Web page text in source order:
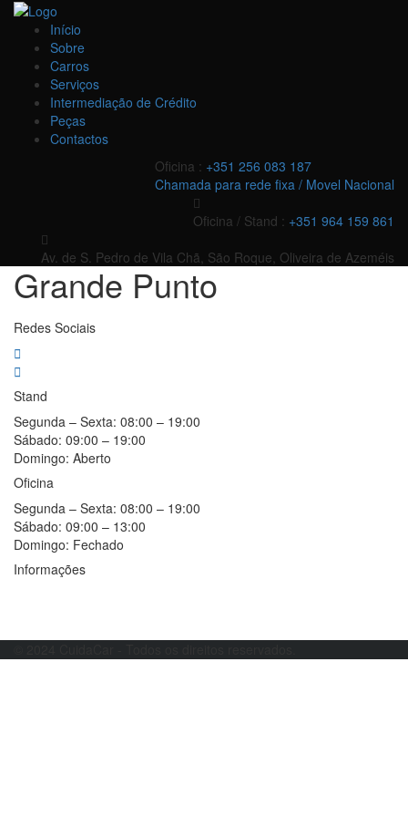
Início
Sobre
Carros
Serviços
Intermediação de Crédito
Peças
Contactos
Oficina : +351 256 083 187
Chamada para rede fixa / Movel Nacional
Oficina / Stand : +351 964 159 861
Av. de S. Pedro de Vila Chã, São Roque, Oliveira de Azeméis
Grande Punto
Redes Sociais
Stand
Segunda – Sexta: 08:00 – 19:00
Sábado: 09:00 – 19:00
Domingo: Aberto
Oficina
Segunda – Sexta: 08:00 – 19:00
Sábado: 09:00 – 13:00
Domingo: Fechado
Informações